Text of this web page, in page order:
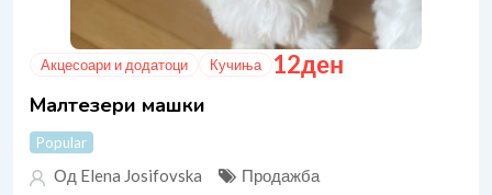
Акцесоари и додатоци Кучиња 12ден
Малтезери машки
Popular
Од Elena Josifovska
Продажба